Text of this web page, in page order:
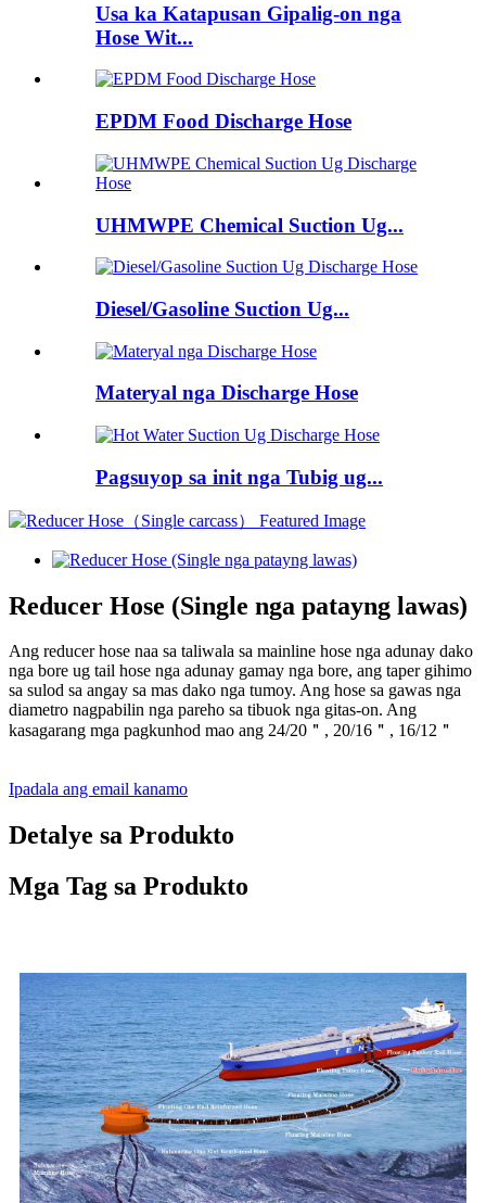
Usa ka Katapusan Gipalig-on nga
Hose Wit...
EPDM Food Discharge Hose
UHMWPE Chemical Suction Ug...
Diesel/Gasoline Suction Ug...
Materyal nga Discharge Hose
Pagsuyop sa init nga Tubig ug...
Reducer Hose (Single nga patayng lawas)
Ang reducer hose naa sa taliwala sa mainline hose nga adunay dako
nga bore ug tail hose nga adunay gamay nga bore, ang taper gihimo
sa sulod sa angay sa mas dako nga tumoy. Ang hose sa gawas nga
diametro nagpabilin nga pareho sa tibuok nga gitas-on. Ang
kasagarang mga pagkunhod mao ang 24/20＂, 20/16＂, 16/12＂
Ipadala ang email kanamo
Detalye sa Produkto
Mga Tag sa Produkto